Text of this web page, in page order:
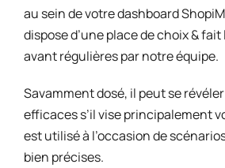
au sein de votre dashboard
dispose d’une place de choix & fait
avant régulières par notre équipe.
Savamment dosé, il peut se
efficaces s’il vise principalement
est utilisé à l’occasion de
bien précises.